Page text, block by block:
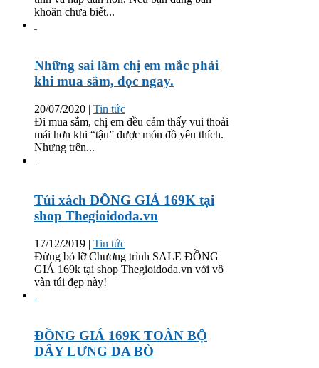
khoăn chưa biết...
Những sai lầm chị em mắc phải
khi mua sắm, đọc ngay.
20/07/2020 | Tin tức
Đi mua sắm, chị em đều cảm thấy vui thoải
mái hơn khi “tậu” được món đồ yêu thích.
Nhưng trên...
Túi xách ĐỒNG GIÁ 169K tại
shop Thegioidoda.vn
17/12/2019 | Tin tức
Đừng bỏ lỡ Chương trình SALE ĐỒNG
GIÁ 169k tại shop Thegioidoda.vn với vô
vàn túi đẹp này!
ĐỒNG GIÁ 169K TOÀN BỘ
DÂY LƯNG DA BÒ